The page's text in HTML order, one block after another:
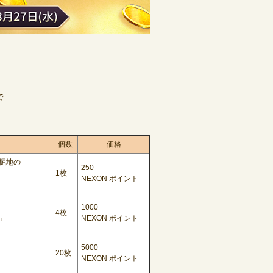
個数 価格
地の
1枚
250
NEXON ポイント
4枚
1000
NEXON ポイント
20枚
5000
NEXON ポイント